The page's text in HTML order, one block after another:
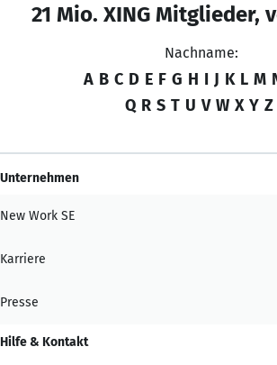
21 Mio. XING Mitglieder,
Nachname:
A B C D E F G H I J K L M
Q R S T U V W X Y Z
Unternehmen
New Work SE
Karriere
Presse
Hilfe & Kontakt